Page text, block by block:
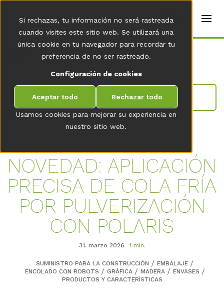
Usamos cookies para mejorar su experiencia en
nuestro sitio web.
Si rechazas, tu información no será rastreada
cuando visites este sitio web. Se utilizará una
única cookie en tu navegador para recordar tu
preferencia de no ser rastreado.
Configuración de cookies
Aceptar todo Rechazar todo
t
r
s
E
n
s
)
NOVEDADES
NOVEDAD: APLICACIÓN
PRECISA DE COLA FRÍA
POR PULVERIZACIÓN
CON POLARIS
31. marzo 2026 1 min.
SUMINISTRO PARA LA CONSTRUCCIÓN
EMBALAJE
ENCOLADO CON ROBOTS
GRÁFICA MADERA
ENVASES
PRODUCTOS Y CARACTERÍSTICAS